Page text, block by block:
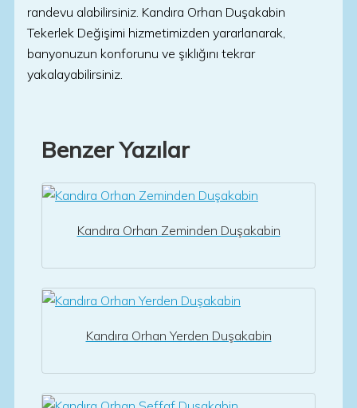
randevu alabilirsiniz. Kandıra Orhan Duşakabin
Tekerlek Değişimi hizmetimizden yararlanarak,
banyonuzun konforunu ve şıklığını tekrar
yakalayabilirsiniz.
Benzer Yazılar
Kandıra Orhan Zeminden Duşakabin
Kandıra Orhan Yerden Duşakabin